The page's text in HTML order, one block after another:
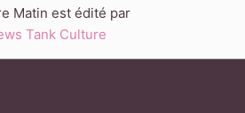
Matin est édité par
Tank Culture